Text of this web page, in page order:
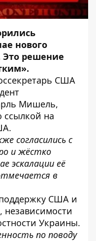
нового
Это решение
США
Мишель,
ссылкой на
.
согласились с
и жёстко
эскалации её
в
США и
независимости
Украины.
по поводу